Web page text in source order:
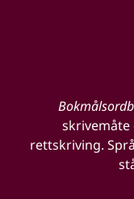
rettskriving.